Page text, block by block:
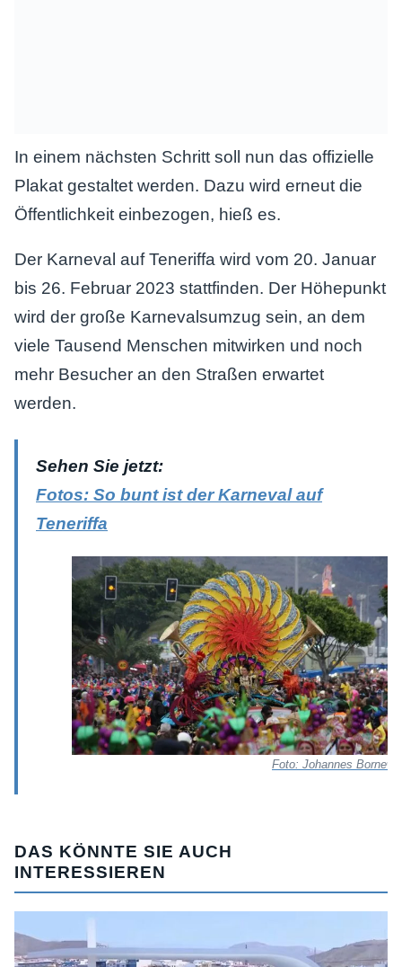
In einem nächsten Schritt soll nun das offizielle
Plakat gestaltet werden. Dazu wird erneut die
Öffentlichkeit einbezogen, hieß es.
Der Karneval auf Teneriffa wird vom 20. Januar
bis 26. Februar 2023 stattfinden. Der Höhepunkt
wird der große Karnevalsumzug sein, an dem
viele Tausend Menschen mitwirken und noch
mehr Besucher an den Straßen erwartet
werden.
Sehen Sie jetzt:
Fotos: So bunt ist der Karneval auf
Teneriffa
Foto: Johannes
DAS KÖNNTE SIE AUCH
INTERESSIEREN